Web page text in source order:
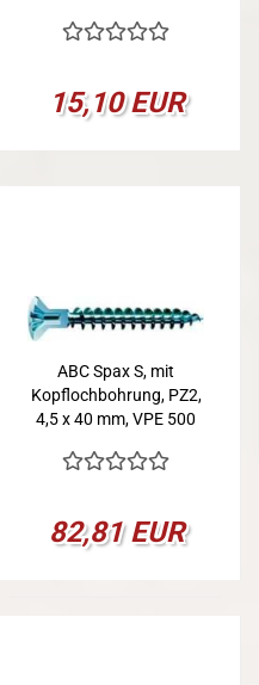
15,10 EUR
ABC Spax S, mit
Kopflochbohrung, PZ2,
4,5 x 40 mm, VPE 500
82,81 EUR